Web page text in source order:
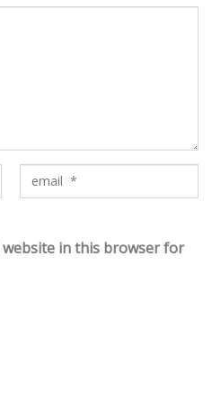
website in this browser for